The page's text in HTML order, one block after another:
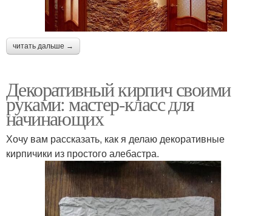
читать дальше →
Декоративный кирпич своими
руками: мастер-класс для
начинающих
Хочу вам рассказать, как я делаю декоративные
кирпичики из простого алебастра.